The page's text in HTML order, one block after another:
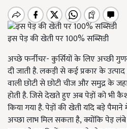
इस पेड़ की खेती पर 100% सब्सिडी
अच्छे फर्नीचर- कुर्सियों के लिए अच्छी
दी जाती है. लकड़ी से कई प्रकार के
वाली छोटी से छोटी चीज और समुद्र के
होती है. जिसे देखते हुए अब पेड़ों को भी
किया गया है. पेड़ों की खेती यदि बड़े
अच्छा लाभ मिल सकता है,क्योंकि पेड़